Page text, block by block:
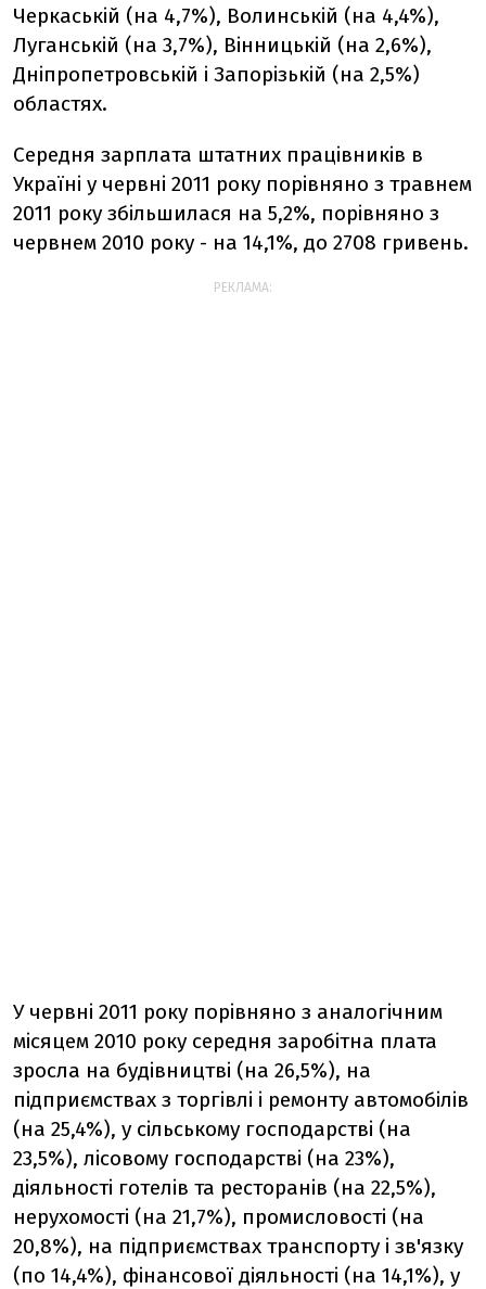
Черкаськiй (на 4,7%), Волинськiй (на 4,4%),
Луганськiй (на 3,7%), Вiнницькiй (на 2,6%),
Днiпропетровськiй i Запорiзькiй (на 2,5%)
областях.
Середня зарплата штатних працiвникiв в
Українi у червнi 2011 року порiвняно з травнем
2011 року збiльшилася на 5,2%, порiвняно з
червнем 2010 року - на 14,1%, до 2708 гривень.
РЕКЛАМА:
У червнi 2011 року порiвняно з аналогiчним
мiсяцем 2010 року середня заробiтна плата
зросла на будiвництвi (на 26,5%), на
пiдприємствах з торгiвлi i ремонту автомобiлiв
(на 25,4%), у сiльському господарствi (на
23,5%), лiсовому господарствi (на 23%),
дiяльностi готелiв та ресторанiв (на 22,5%),
нерухомостi (на 21,7%), промисловостi (на
20,8%), на пiдприємствах транспорту i зв'язку
(по 14,4%), фiнансової дiяльностi (на 14,1%), у